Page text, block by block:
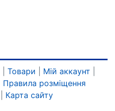
Товари Мій аккаунт
Правила розміщення
Карта сайту